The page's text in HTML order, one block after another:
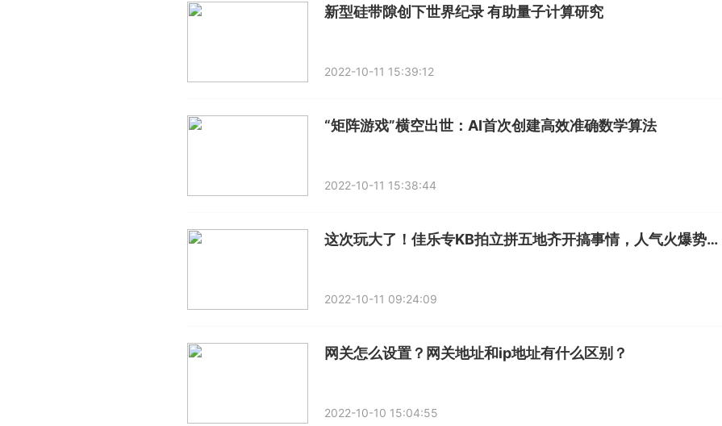
新型硅带隙创下世界纪录 有助量子计算研究
2022-10-11 15:39:12
“矩阵游戏”横空出世：AI首次创建高效准确数学算法
2022-10-11 15:38:44
这次玩大了！佳乐专KB拍立拼五地齐开搞事情，人气火爆势不可挡！
2022-10-11 09:24:09
网关怎么设置？网关地址和ip地址有什么区别？
2022-10-10 15:04:55